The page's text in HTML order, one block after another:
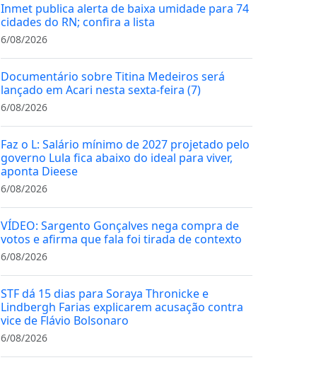
Inmet publica alerta de baixa umidade para 74
cidades do RN; confira a lista
6/08/2026
Documentário sobre Titina Medeiros será
lançado em Acari nesta sexta-feira (7)
6/08/2026
Faz o L: Salário mínimo de 2027 projetado pelo
governo Lula fica abaixo do ideal para viver,
aponta Dieese
6/08/2026
VÍDEO: Sargento Gonçalves nega compra de
votos e afirma que fala foi tirada de contexto
6/08/2026
STF dá 15 dias para Soraya Thronicke e
Lindbergh Farias explicarem acusação contra
vice de Flávio Bolsonaro
6/08/2026